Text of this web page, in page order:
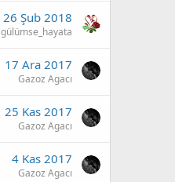
26 Şub 2018
gülümse_hayata
17 Ara 2017
Gazoz Agacı
25 Kas 2017
Gazoz Agacı
4 Kas 2017
Gazoz Agacı